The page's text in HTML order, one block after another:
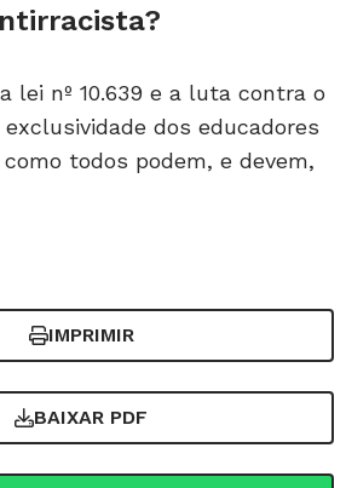
lei nº 10.639 e a luta contra o
dos educadores
todos podem, e devem,
IMPRIMIR
BAIXAR PDF